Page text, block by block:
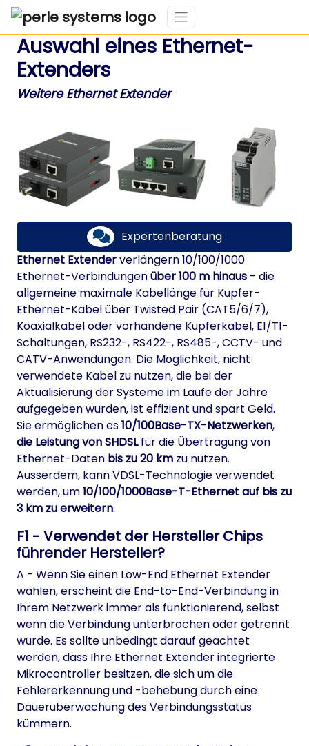
7 Überlegungen bei der
Auswahl eines Ethernet-
Extenders
Weitere Ethernet Extender
Ethernet Extenderverlängern 10/100/1000
Ethernet-Verbindungenüber 100 m hinaus - die
allgemeine maximale Kabellänge für Kupfer-
Ethernet-Kabel über Twisted Pair (CAT5/6/7),
Koaxialkabel oder vorhandene Kupferkabel, E1/T1-
Schaltungen, RS232-, RS422-, RS485-, CCTV- und
CATV-Anwendungen. Die Möglichkeit, nicht
verwendete Kabel zu nutzen, die bei der
Aktualisierung der Systeme im Laufe der Jahre
aufgegeben wurden, ist effizient und spart Geld.
Sie ermöglichen es10/100Base-TX-Netzwerken,
die Leistung von SHDSLfür die Übertragung von
Ethernet-Daten bis zu 20 km zu nutzen.
Ausserdem, kann VDSL-Technologie verwendet
werden, um10/100/1000Base-T-Ethernet auf bis zu
3 km zu erweitern.
Expertenberatung
F1 - Verwendet der Hersteller Chips
führender Hersteller?
A - Wenn Sie einen Low-End Ethernet Extender
wählen, erscheint die End-to-End-Verbindung in
Ihrem Netzwerk immer als funktionierend, selbst
wenn die Verbindung unterbrochen oder getrennt
wurde. Es sollte unbedingt darauf geachtet
werden, dass Ihre Ethernet Extender integrierte
Mikrocontroller besitzen, die sich um die
Fehlererkennung und -behebung durch eine
Dauerüberwachung des Verbindungsstatus
kümmern.